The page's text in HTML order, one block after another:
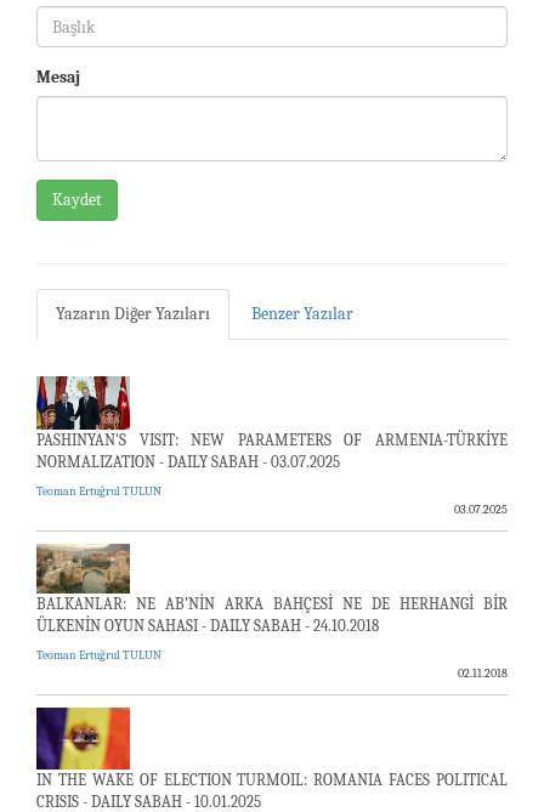
Mesaj
Kaydet
Yazarın Diğer Yazıları Benzer Yazılar
PASHINYAN'S VISIT: NEW PARAMETERS OF ARMENIA-TÜRKİYE
NORMALIZATION - DAILY SABAH - 03.07.2025
Teoman Ertuğrul TULUN
03.07.2025
BALKANLAR: NE AB’NİN ARKA BAHÇESİ NE DE HERHANGİ BİR
ÜLKENİN OYUN SAHASI - DAILY SABAH - 24.10.2018
Teoman Ertuğrul TULUN
02.11.2018
IN THE WAKE OF ELECTION TURMOIL: ROMANIA FACES POLITICAL
CRISIS - DAILY SABAH - 10.01.2025